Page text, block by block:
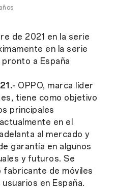
de 2021 en la serie
en la serie
a España
OPPO, marca líder
tiene como objetivo
principales
en el
al mercado y
garantía en algunos
y futuros. Se
fabricante de móviles
en España.